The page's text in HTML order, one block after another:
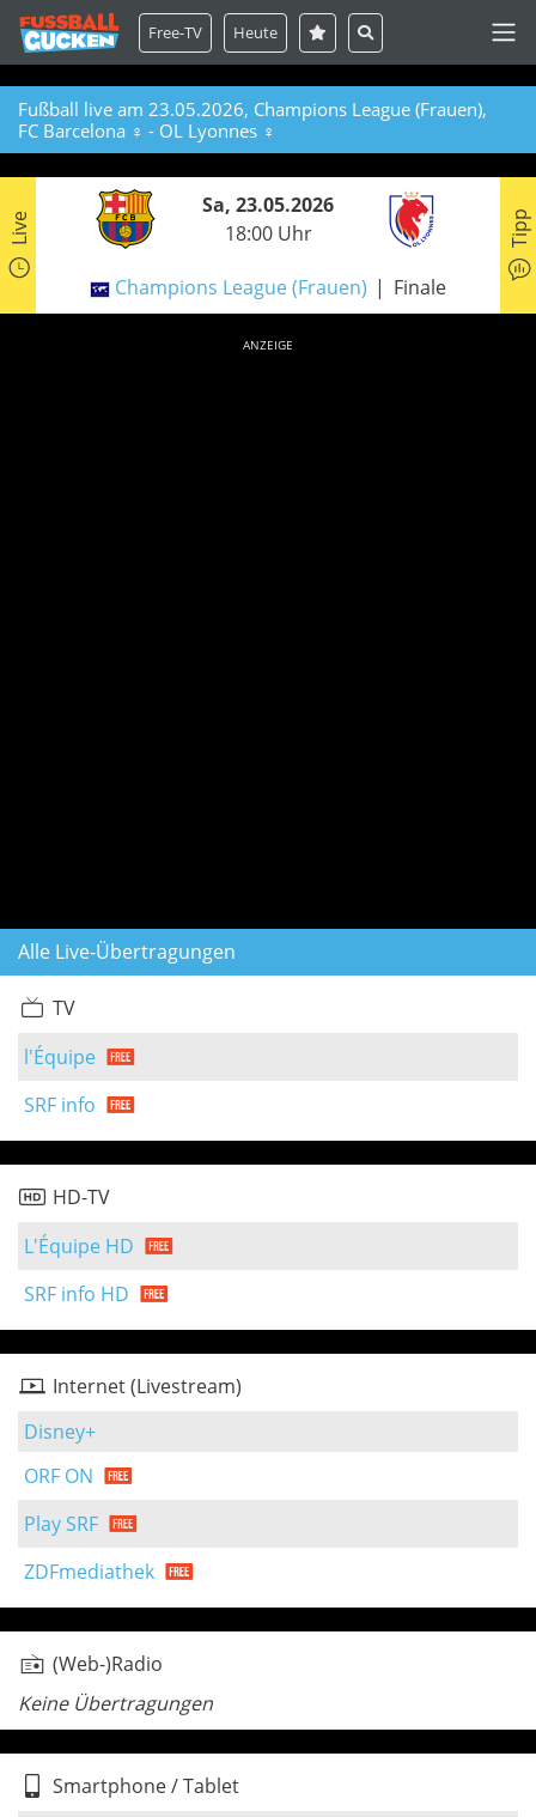
Free-TV Heute
Fußball live am 23.05.2026, Champions League (Frauen),
FC Barcelona ♀ - OL Lyonnes ♀
Live
Sa, 23.05.2026
18:00 Uhr
Champions League (Frauen) Finale
Tipp
ANZEIGE
Alle Live-Übertragungen
TV
l'Équipe
SRF info
HD-TV
L'Équipe HD
SRF info HD
Internet (Livestream)
Disney+
ORF ON
Play SRF
ZDFmediathek
(Web-)Radio
Keine Übertragungen
Smartphone / Tablet